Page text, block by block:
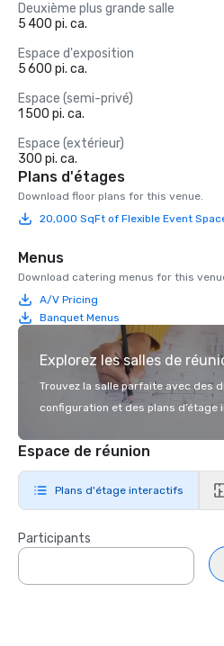
Deuxième plus grande salle
5 400 pi. ca.
Espace d'exposition
5 600 pi. ca.
Espace (semi-privé)
1 500 pi. ca.
Espace (extérieur)
300 pi. ca.
Plans d'étages
Download floor plans for this venue.
20,000 SqFt of Flexible Event
Menus
Download catering menus for this
A/V Pricing
Banquet Menus
Explorez les salles de
Trouvez la salle parfaite avec des
configuration et des plans d’étage
Espace de réunion
Plans d'étage interactifs
Participants